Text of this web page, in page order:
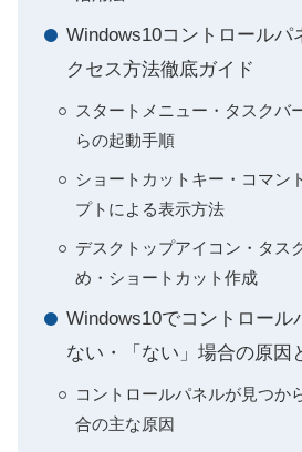
Windows10コントロールパ
クセス方法徹底ガイド
スタートメニュー・タスクバ
らの起動手順
ショートカットキー・コマン
プトによる表示方法
デスクトップアイコン・タス
め・ショートカット作成
Windows10でコントロール
ない・「ない」場合の原因
コントロールパネルが見つか
合の主な原因